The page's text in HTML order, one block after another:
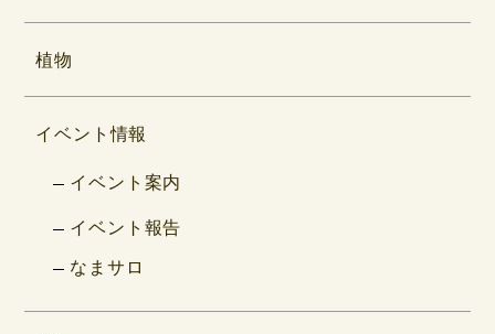
植物
イベント情報
イベント案内
イベント報告
なまサロ